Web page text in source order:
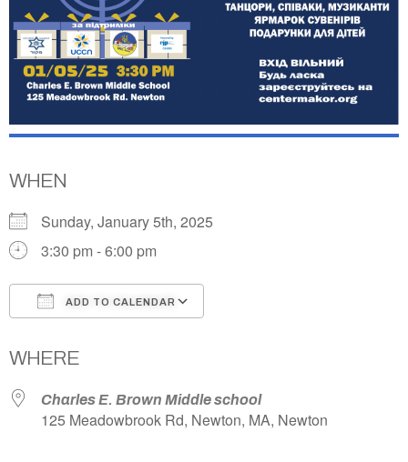
WHEN
Sunday, January 5th, 2025
3:30 pm - 6:00 pm
ADD TO CALENDAR
WHERE
Charles E. Brown Middle school
125 Meadowbrook Rd, Newton, MA, Newton